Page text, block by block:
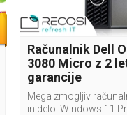
Računalnik Dell
3080 Micro z 2
garancije
Mega zmogljiv
in delo! Windows 11